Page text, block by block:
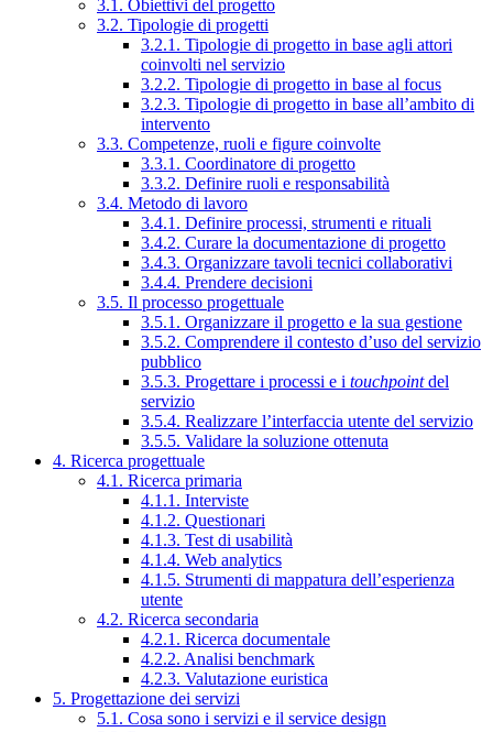
3.1. Obiettivi del progetto
3.2. Tipologie di progetti
3.2.1. Tipologie di progetto in base agli attori
coinvolti nel servizio
3.2.2. Tipologie di progetto in base al focus
3.2.3. Tipologie di progetto in base all’ambito di
intervento
3.3. Competenze, ruoli e figure coinvolte
3.3.1. Coordinatore di progetto
3.3.2. Definire ruoli e responsabilità
3.4. Metodo di lavoro
3.4.1. Definire processi, strumenti e rituali
3.4.2. Curare la documentazione di progetto
3.4.3. Organizzare tavoli tecnici collaborativi
3.4.4. Prendere decisioni
3.5. Il processo progettuale
3.5.1. Organizzare il progetto e la sua gestione
3.5.2. Comprendere il contesto d’uso del servizio
pubblico
3.5.3. Progettare i processi e i touchpointdel
servizio
3.5.4. Realizzare l’interfaccia utente del servizio
3.5.5. Validare la soluzione ottenuta
4. Ricerca progettuale
4.1. Ricerca primaria
4.1.1. Interviste
4.1.2. Questionari
4.1.3. Test di usabilità
4.1.4. Web analytics
4.1.5. Strumenti di mappatura dell’esperienza
utente
4.2. Ricerca secondaria
4.2.1. Ricerca documentale
4.2.2. Analisi benchmark
4.2.3. Valutazione euristica
5. Progettazione dei servizi
5.1. Cosa sono i servizi e il service design